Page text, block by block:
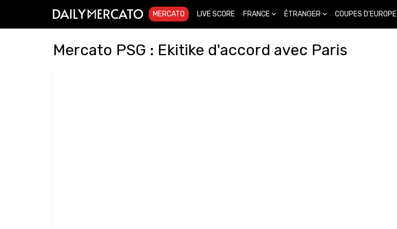
MERCATO LIVE SCORE FRANCE ÉTRANGER COUPES D'EUROPE
Mercato PSG : Ekitike d'accord avec Paris